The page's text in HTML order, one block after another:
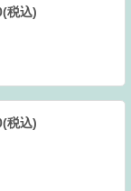
税込)
税込)